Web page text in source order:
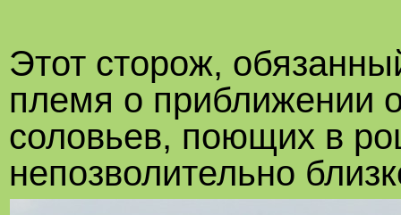
Этот сторож,
племя о приближении
соловьев, поющих в
непозволительно